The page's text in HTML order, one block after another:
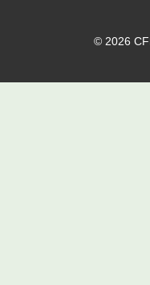
© 2026